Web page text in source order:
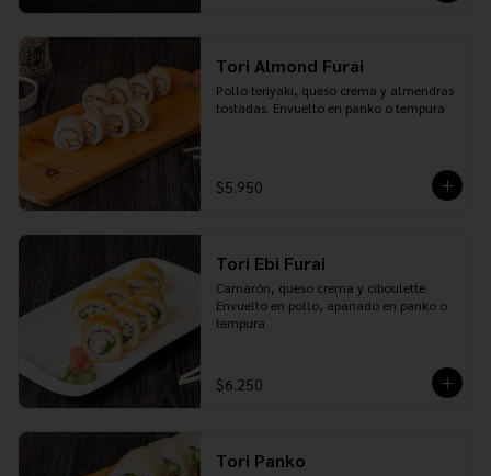
Tori Almond Furai
Pollo teriyaki, queso crema y almendras
tostadas. Envuelto en panko o tempura
$5.950
Tori Ebi Furai
Camarón, queso crema y ciboulette.
Envuelto en pollo, apanado en panko o
tempura
$6.250
Tori Panko